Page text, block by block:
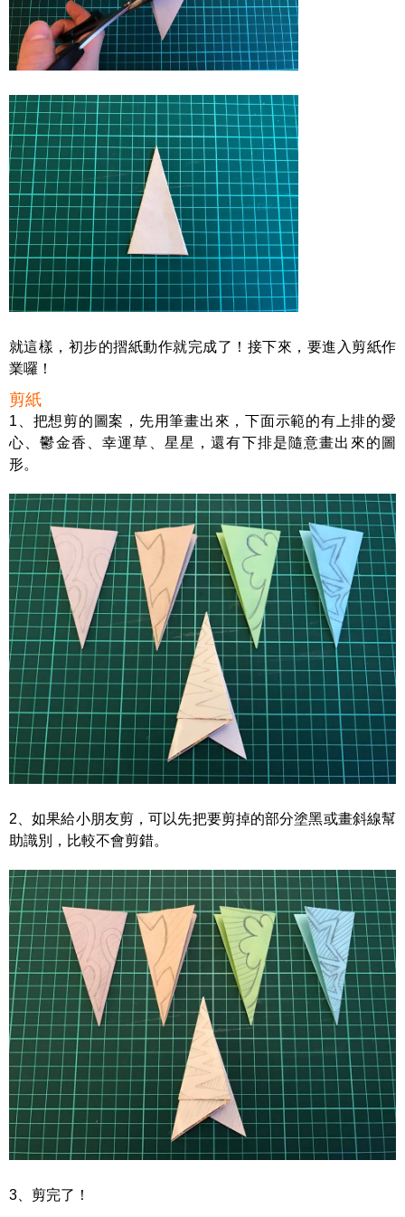
就這樣，初步的摺紙動作就完成了！接下來，要進入剪紙作
業囉 ！
剪紙
1、把想剪的圖案，先用筆畫出來，下面示範的有上排的愛
心、鬱金香、幸運草、星星，還有下排是隨意畫出來的圖
形。
2、如果給小朋友剪，可以先把要剪掉的部分塗黑或畫斜線幫
助識別，比較不會剪錯。
3、剪完了！